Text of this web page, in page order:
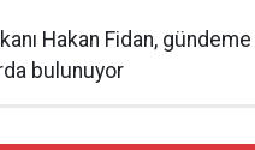
Hakan Fidan,
bulunuyor